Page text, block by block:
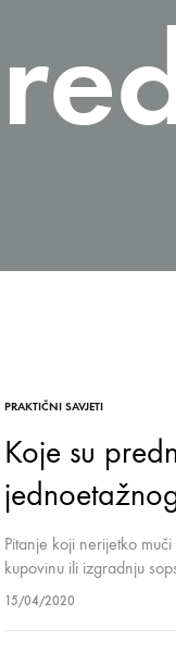
PRAKTIČNI SAVJETI
Koje su
Pitanje koji nerijetko
kupovinu ili izgradnju
etaža: da li će jedan
15/04/2020